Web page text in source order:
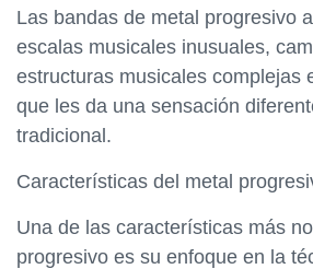
Las bandas de metal progresivo
escalas musicales inusuales,
estructuras musicales complejas
que les da una sensación
tradicional.
Características del metal
Una de las características más
progresivo es su enfoque en la